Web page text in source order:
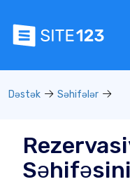
Dəstək Səhifələr